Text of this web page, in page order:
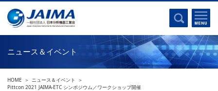
事業計画書
沿革
関連リンク
はじめに
電磁波(光)
クロマトグラフ
質量分析
電子顕微鏡
ニュース＆イベント
HOME
ニュース＆イベント
Pittcon 2021 JAIMA-ETC シンポジウム／ワークショップ開催